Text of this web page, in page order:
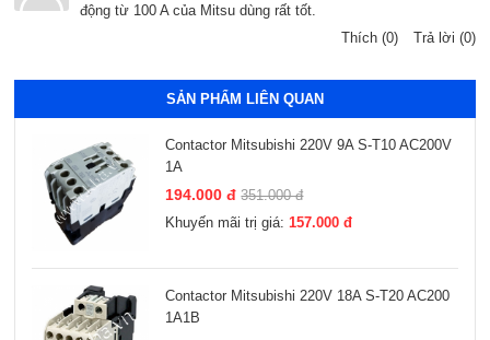
động từ 100 A của Mitsu dùng rất tốt.
Thích (0)
Trả lời (0)
SẢN PHẨM LIÊN QUAN
Contactor Mitsubishi 220V 9A S-T10 AC200V
1A
194.000 đ 351.000 đ
Khuyến mãi trị giá:157.000 đ
Contactor Mitsubishi 220V 18A S-T20 AC200
1A1B